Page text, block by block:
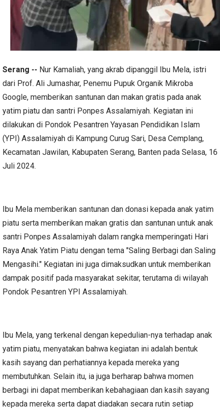
Serang -- Nur Kamaliah, yang akrab dipanggil Ibu Mela, istri
dari Prof. Ali Jumashar, Penemu Pupuk Organik Mikroba
Google, memberikan santunan dan makan gratis pada anak
yatim piatu dan santri Ponpes Assalamiyah. Kegiatan ini
dilakukan di Pondok Pesantren Yayasan Pendidikan Islam
(YPI) Assalamiyah di Kampung Curug Sari, Desa Cemplang,
Kecamatan Jawilan, Kabupaten Serang, Banten pada Selasa, 16
Juli 2024.
Ibu Mela memberikan santunan dan donasi kepada anak yatim
piatu serta memberikan makan gratis dan santunan untuk anak
santri Ponpes Assalamiyah dalam rangka memperingati Hari
Raya Anak Yatim Piatu dengan tema "Saling Berbagi dan Saling
Mengasihi." Kegiatan ini juga dimaksudkan untuk memberikan
dampak positif pada masyarakat sekitar, terutama di wilayah
Pondok Pesantren YPI Assalamiyah.
Ibu Mela, yang terkenal dengan kepedulian-nya terhadap anak
yatim piatu, menyatakan bahwa kegiatan ini adalah bentuk
kasih sayang dan perhatiannya kepada mereka yang
membutuhkan. Selain itu, ia juga berharap bahwa momen
berbagi ini dapat memberikan kebahagiaan dan kasih sayang
kepada mereka serta dapat diadakan secara rutin setiap